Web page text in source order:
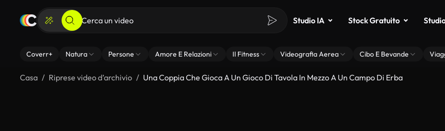
Studio IA Stock Gratuito
Coverr+ Natura Persone Amore E Relazioni Il Fitness Videografia Aerea Cibo E Bevande
Casa Riprese video d’archivio Una Coppia Che Gioca A Un Gioco Di Tavola In Mezzo A Un Campo Di Erba